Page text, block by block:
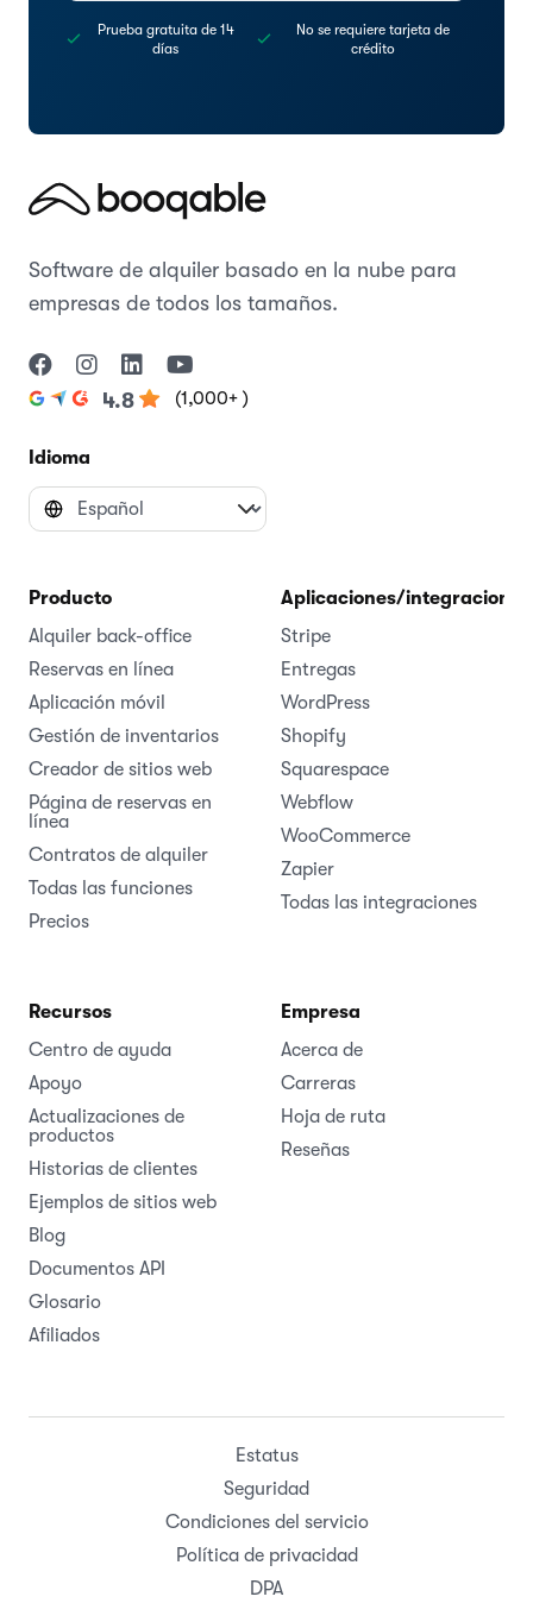
Prueba gratuita de 14
días
No se requiere tarjeta de
crédito
Software de alquiler basado en la nube para
empresas de todos los tamaños.
4.8 (1,000+ )
Idioma
Producto
Alquiler back-office
Reservas en línea
Aplicación móvil
Gestión de inventarios
Creador de sitios web
Página de reservas en
línea
Contratos de alquiler
Todas las funciones
Precios
Aplicaciones/integraciones
Stripe
Entregas
WordPress
Shopify
Squarespace
Webflow
WooCommerce
Zapier
Todas las integraciones
Recursos
Centro de ayuda
Apoyo
Actualizaciones de
productos
Historias de clientes
Ejemplos de sitios web
Blog
Documentos API
Glosario
Afiliados
Empresa
Acerca de
Carreras
Hoja de ruta
Reseñas
Estatus
Seguridad
Condiciones del servicio
Política de privacidad
DPA